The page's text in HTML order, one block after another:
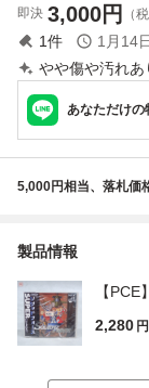
即決 3,000円 （
1件 1月14
やや傷や汚れあ
あなただけの
5,000円相当、落札価
製品情報
【
2,280